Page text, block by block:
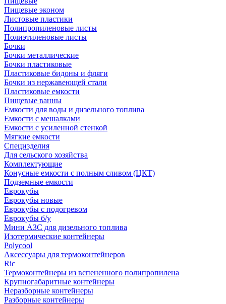
Пищевые эконом
Листовые пластики
Полипропиленовые листы
Полиэтиленовые листы
Бочки
Бочки металлические
Бочки пластиковые
Пластиковые бидоны и фляги
Бочки из нержавеющей стали
Пластиковые емкости
Пищевые ванны
Емкости для воды и дизельного топлива
Емкости с мешалками
Емкости с усиленной стенкой
Мягкие емкости
Специзделия
Для сельского хозяйства
Комплектующие
Конусные емкости с полным сливом (ЦКТ)
Подземные емкости
Еврокубы
Еврокубы новые
Еврокубы с подогревом
Еврокубы б/у
Мини АЗС для дизельного топлива
Изотермические контейнеры
Polycool
Аксессуары для термоконтейнеров
Ric
Термоконтейнеры из вспененного полипропилена
Крупногабаритные контейнеры
Неразборные контейнеры
Разборные контейнеры